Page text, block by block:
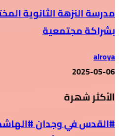
مدرسة النزهة الثانوية
بشراكة مجتمعية
alroya
2025-05-06
الأكثر شهرة
#القدس في وجدان